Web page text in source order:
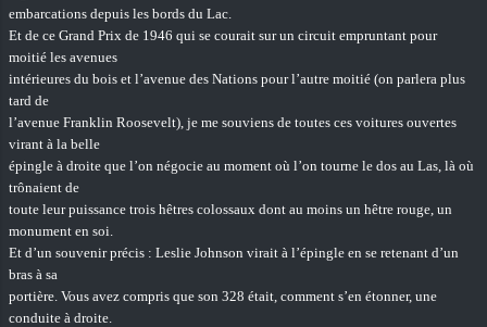
embarcations depuis les bords du Lac.
Et de ce Grand Prix de 1946 qui se courait sur un circuit empruntant pour
moitié les avenues
intérieures du bois et l’avenue des Nations pour l’autre moitié (on parlera plus
tard de
l’avenue Franklin Roosevelt), je me souviens de toutes ces voitures ouvertes
virant à la belle
épingle à droite que l’on négocie au moment où l’on tourne le dos au Las, là où
trônaient de
toute leur puissance trois hêtres colossaux dont au moins un hêtre rouge, un
monument en soi.
Et d’un souvenir précis : Leslie Johnson virait à l’épingle en se retenant d’un
bras à sa
portière. Vous avez compris que son 328 était, comment s’en étonner, une
conduite à droite.